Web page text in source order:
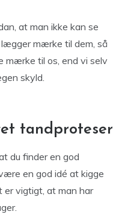
at man ikke kan se
mærke til dem, så
mærke til os, end vi selv
skyld.
tandproteser
du finder en god
en god idé at kigge
er vigtigt, at man har